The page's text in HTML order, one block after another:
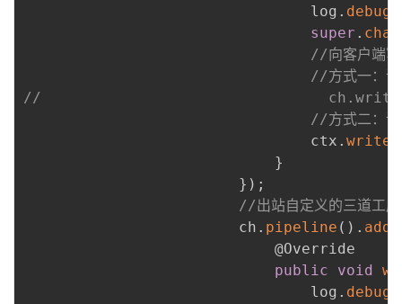
                                log
. debug
super .
//向客户端写
//方式一：
//
//方式二：
                                ctx
.
}
} ) ;
//出站自定义的三道工序
                        ch
. pipeline ( ) .
@Override
public
void
                                log
. debug